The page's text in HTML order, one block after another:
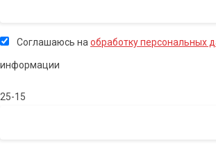
Соглашаюсь на обработку персональных
информации
25-15